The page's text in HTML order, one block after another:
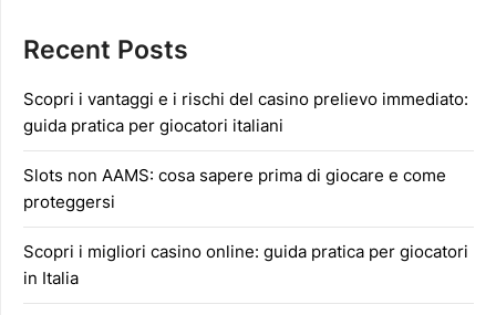
Recent Posts
Scopri i vantaggi e i rischi del casino prelievo immediato:
guida pratica per giocatori italiani
Slots non AAMS: cosa sapere prima di giocare e come
proteggersi
Scopri i migliori casino online: guida pratica per giocatori
in Italia